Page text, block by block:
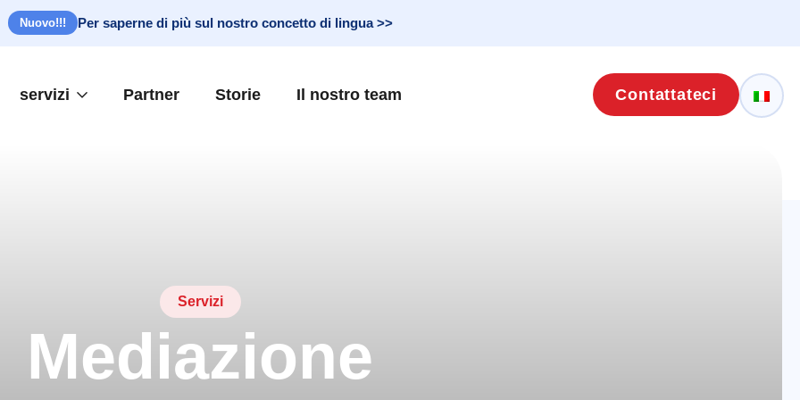
Nuovo!!! Per saperne di più sul nostro concetto di lingua >>
servizi Partner Storie Il nostro team Contattateci
Servizi
Mediazione